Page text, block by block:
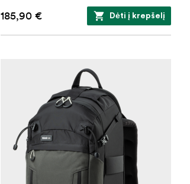
185,90 € Dėti į krepšelį